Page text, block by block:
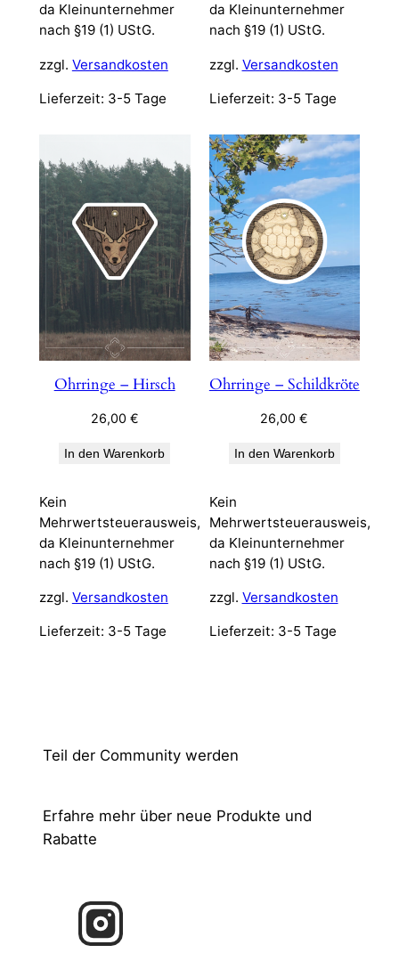
da Kleinunternehmer
nach §19 (1) UStG.
zzgl. Versandkosten
Lieferzeit: 3-5 Tage
da Kleinunternehmer
nach §19 (1) UStG.
zzgl. Versandkosten
Lieferzeit: 3-5 Tage
Ohrringe – Hirsch
26,00 €
In den Warenkorb
Kein
Mehrwertsteuerausweis,
da Kleinunternehmer
nach §19 (1) UStG.
zzgl. Versandkosten
Lieferzeit: 3-5 Tage
Ohrringe – Schildkröte
26,00€
In den Warenkorb
Kein
Mehrwertsteuerausweis,
da Kleinunternehmer
nach §19 (1) UStG.
zzgl. Versandkosten
Lieferzeit: 3-5 Tage
Teil der Community werden
Erfahre mehr über neue Produkte und
Rabatte